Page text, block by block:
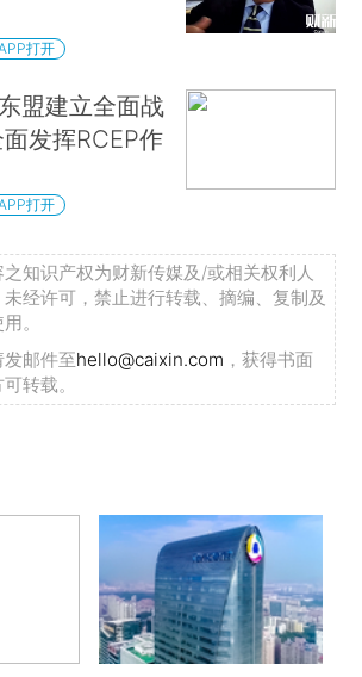
打开
盟建立全面战
发挥RCEP作
打开
知识产权为财新传媒及/或相关权利人
经许可，禁止进行转载、摘编、复制及
。
邮件至hello@caixin.com ，获得书面
转载。